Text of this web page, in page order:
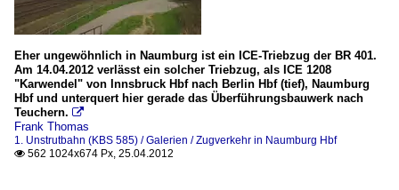
Eher ungewöhnlich in Naumburg ist ein ICE-Triebzug der BR 401.
Am 14.04.2012 verlässt ein solcher Triebzug, als ICE 1208
"Karwendel" von Innsbruck Hbf nach Berlin Hbf (tief), Naumburg
Hbf und unterquert hier gerade das Überführungsbauwerk nach
Teuchern. 
Frank Thomas
1. Unstrutbahn (KBS 585) / Galerien / Zugverkehr in Naumburg Hbf
 562 1024x674 Px, 25.04.2012